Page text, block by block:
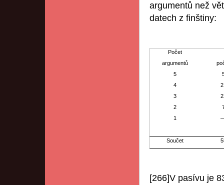
argumentů než
datech z finštiny:
Počet
argumentů
5
4
3
2
1
Součet
[266]V pasívu je